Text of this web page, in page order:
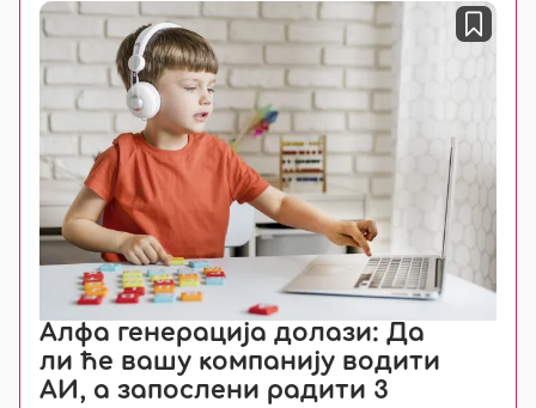
Алфа генерација долази: Да
ли ће вашу компанију водити
АИ, а запослени радити 3